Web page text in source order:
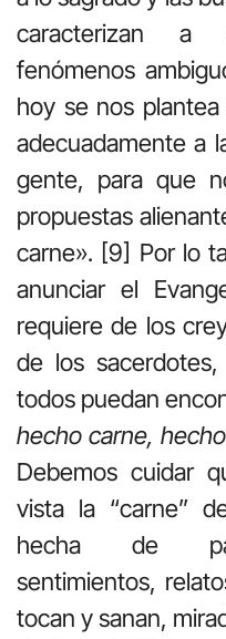
caracterizan a
fenómenos
hoy se nos
adecuadamente a
gente, para que
propuestas
carne». [9] Por lo
anunciar el
requiere de los
de los
todos puedan
hecho carne,
Debemos cuidar
vista la “carne”
hecha de
sentimientos,
tocan y sanan,